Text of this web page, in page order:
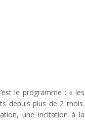
le programme : « les
depuis plus de 2 mois.
une incitation à la